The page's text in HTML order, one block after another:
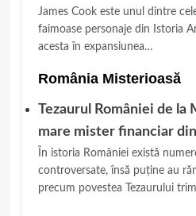
James Cook este unul dintre
faimoase personaje din Istoria
acesta în expansiunea…
România Misterioasă
Tezaurul României de la
mare mister financiar
În istoria României există
controversate, însă puține au
precum povestea Tezaurului